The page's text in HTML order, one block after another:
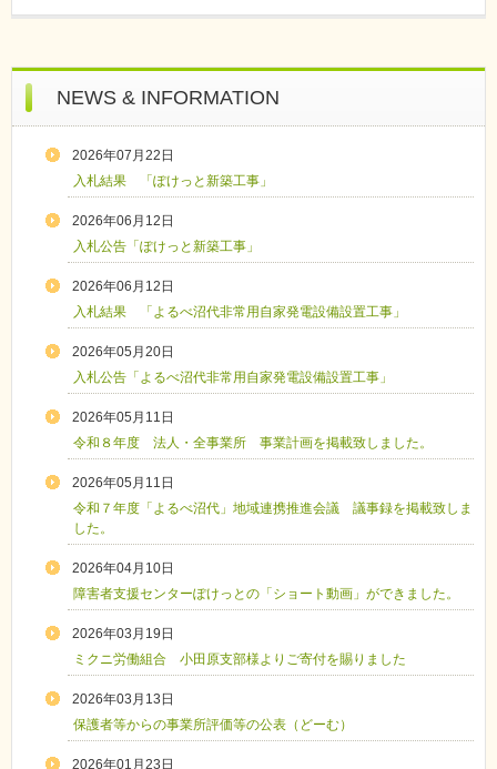
NEWS & INFORMATION
2026年07月22日
入札結果 「ぽけっと新築工事」
2026年06月12日
入札公告「ぽけっと新築工事」
2026年06月12日
入札結果 「よるべ沼代非常用自家発電設備設置工事」
2026年05月20日
入札公告「よるべ沼代非常用自家発電設備設置工事」
2026年05月11日
令和８年度 法人・全事業所 事業計画を掲載致しました。
2026年05月11日
令和７年度「よるべ沼代」地域連携推進会議 議事録を掲載致しま
した。
2026年04月10日
障害者支援センターぽけっとの「ショート動画」ができました。
2026年03月19日
ミクニ労働組合 小田原支部様よりご寄付を賜りました
2026年03月13日
保護者等からの事業所評価等の公表（どーむ）
2026年01月23日